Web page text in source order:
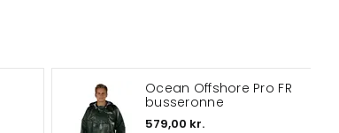
Ocean Offshore Pro FR
busseronne
579,00 kr.